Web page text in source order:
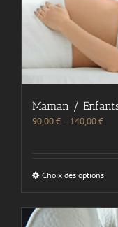
Maman /
90,00€– 140,00€
Choix des options